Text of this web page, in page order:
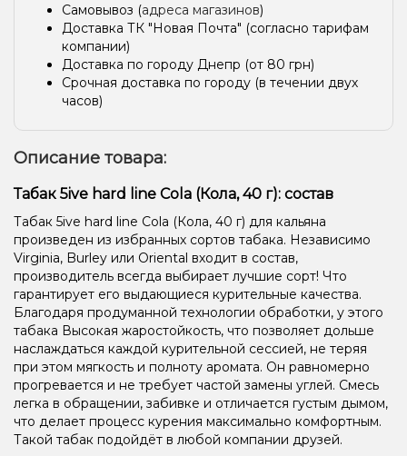
Самовывоз (адреса магазинов)
Доставка ТК "Новая Почта" (согласно тарифам
компании)
Доставка по городу Днепр (от 80 грн)
Срочная доставка по городу (в течении двух
часов)
Описание товара:
Табак 5ive hard line Cola (Кола, 40 г): состав
Табак 5ive hard line Cola (Кола, 40 г) для кальяна
произведен из избранных сортов табака. Независимо
Virginia, Burley или Oriental входит в состав,
производитель всегда выбирает лучшие сорт! Что
гарантирует его выдающиеся курительные качества.
Благодаря продуманной технологии обработки, у этого
табака Высокая жаростойкость, что позволяет дольше
наслаждаться каждой курительной сессией, не теряя
при этом мягкость и полноту аромата. Он равномерно
прогревается и не требует частой замены углей. Смесь
легка в обращении, забивке и отличается густым дымом,
что делает процесс курения максимально комфортным.
Такой табак подойдёт в любой компании друзей.